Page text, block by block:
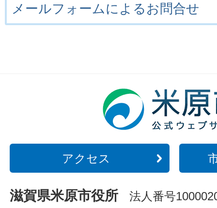
メールフォームによるお問合せ
アクセス
滋賀県米原市役所 法人番号